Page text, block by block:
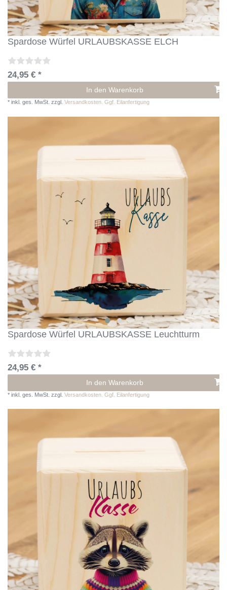
Spardose Würfel URLAUBSKASSE ELCH
24,95 € *
In den Warenkorb
* inkl. ges. MwSt. zzgl. Versandkosten. Ggf. Eilanfertigung
Spardose Würfel URLAUBSKASSE Leuchtturm
24,95 € *
In den Warenkorb
* inkl. ges. MwSt. zzgl. Versandkosten. Ggf. Eilanfertigung